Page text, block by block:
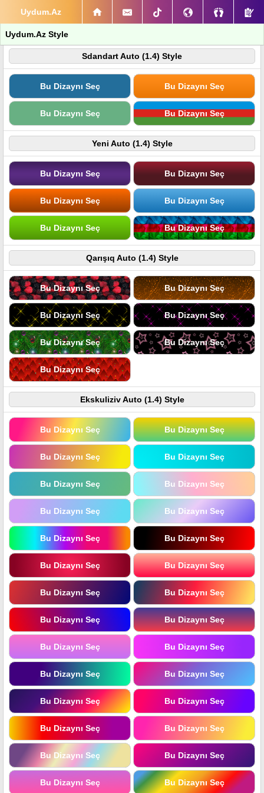
Uydum.Az
Uydum.Az Style
Sdandart Auto (1.4) Style
Bu Dizaynı Seç Bu Dizaynı Seç
Bu Dizaynı Seç Bu Dizaynı Seç
Yeni Auto (1.4) Style
Bu Dizaynı Seç Bu Dizaynı Seç
Bu Dizaynı Seç Bu Dizaynı Seç
Bu Dizaynı Seç Bu Dizaynı Seç
Qarışıq Auto (1.4) Style
Bu Dizaynı Seç Bu Dizaynı Seç
Bu Dizaynı Seç Bu Dizaynı Seç
Bu Dizaynı Seç Bu Dizaynı Seç
Bu Dizaynı Seç
Ekskuliziv Auto (1.4) Style
Bu Dizaynı Seç Bu Dizaynı Seç
Bu Dizaynı Seç Bu Dizaynı Seç
Bu Dizaynı Seç Bu Dizaynı Seç
Bu Dizaynı Seç Bu Dizaynı Seç
Bu Dizaynı Seç Bu Dizaynı Seç
Bu Dizaynı Seç Bu Dizaynı Seç
Bu Dizaynı Seç Bu Dizaynı Seç
Bu Dizaynı Seç Bu Dizaynı Seç
Bu Dizaynı Seç Bu Dizaynı Seç
Bu Dizaynı Seç Bu Dizaynı Seç
Bu Dizaynı Seç Bu Dizaynı Seç
Bu Dizaynı Seç Bu Dizaynı Seç
Bu Dizaynı Seç Bu Dizaynı Seç
Bu Dizaynı Seç Bu Dizaynı Seç